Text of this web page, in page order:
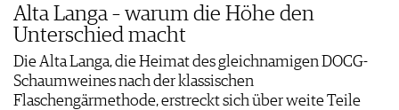
Alta Langa – warum die Höhe den
Unterschied macht
Die Alta Langa, die Heimat des gleichnamigen DOCG-
Schaumweines nach der klassischen
Flaschengärmethode, erstreckt sich über weite Teile